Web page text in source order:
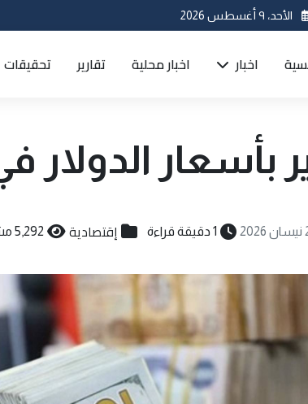
الأحد، ٩ أغسطس 2026
اخبار اخبار محلية تقارير تحقيقات
بأسعار الدولار
1 دقيقة قراءة إقتصادية 5,292 مشاهدة